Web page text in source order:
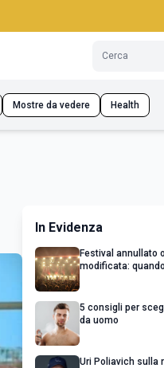
Mostre da vedere Health
In Evidenza
Festival annullato
modificata:
5 consigli per
da uomo
Uri Poliavich sulla